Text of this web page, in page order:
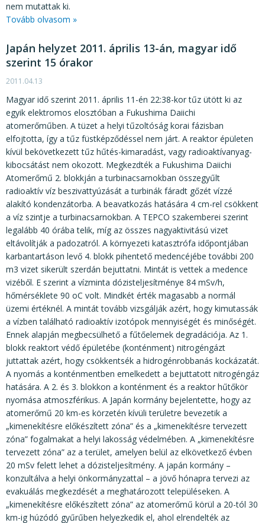
nem mutattak ki.
Tovább olvasom »
Japán helyzet 2011. április 13-án, magyar idő
szerint 15 órakor
2011.04.13
Magyar idő szerint 2011. április 11-én 22:38-kor tűz ütött ki az
egyik elektromos elosztóban a Fukushima Daiichi
atomerőműben. A tüzet a helyi tűzoltóság korai fázisban
elfojtotta, így a tűz füstképződéssel nem járt. A reaktor épületen
kívül bekövetkezett tűz hűtés-kimaradást, vagy radioaktívanyag-
kibocsátást nem okozott. Megkezdték a Fukushima Daiichi
Atomerőmű 2. blokkján a turbinacsarnokban összegyűlt
radioaktív víz beszivattyúzását a turbinák fáradt gőzét vízzé
alakító kondenzátorba. A beavatkozás hatására 4 cm-rel csökkent
a víz szintje a turbinacsarnokban. A TEPCO szakemberei szerint
legalább 40 órába telik, míg az összes nagyaktivitású vizet
eltávolítják a padozatról. A környezeti katasztrófa időpontjában
karbantartáson levő 4. blokk pihentető medencéjébe további 200
m3 vizet sikerült szerdán bejuttatni. Mintát is vettek a medence
vizéből. E szerint a vízminta dózisteljesítménye 84 mSv/h,
hőmérséklete 90 oC volt. Mindkét érték magasabb a normál
üzemi értéknél. A mintát tovább vizsgálják azért, hogy kimutassák
a vízben található radioaktív izotópok mennyiségét és minőségét.
Ennek alapján megbecsülhető a fűtőelemek degradációja. Az 1.
blokk reaktort védő épületébe (konténment) nitrogéngázt
juttattak azért, hogy csökkentsék a hidrogénrobbanás kockázatát.
A nyomás a konténmentben emelkedett a bejuttatott nitrogéngáz
hatására. A 2. és 3. blokkon a konténment és a reaktor hűtőkör
nyomása atmoszférikus. A Japán kormány bejelentette, hogy az
atomerőmű 20 km-es körzetén kívüli területre bevezetik a
„kimenekítésre előkészített zóna” és a „kimenekítésre tervezett
zóna” fogalmakat a helyi lakosság védelmében. A „kimenekítésre
tervezett zóna” az a terület, amelyen belül az elkövetkező évben
20 mSv felett lehet a dózisteljesítmény. A japán kormány –
konzultálva a helyi önkormányzattal – a jövő hónapra tervezi az
evakuálás megkezdését a meghatározott településeken. A
„kimenekítésre előkészített zóna” az atomerőmű körül a 20-tól 30
km-ig húzódó gyűrűben helyezkedik el, ahol elrendelték az